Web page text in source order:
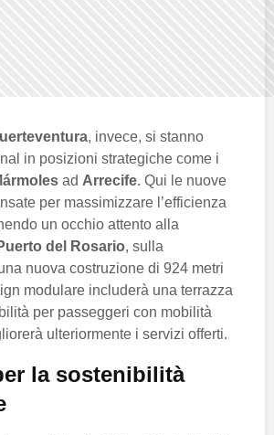
, invece, si stanno
in posizioni strategiche come i
ad Arrecife. Qui le nuove
per massimizzare l’efficienza
un occhio attento alla
del Rosario, sulla
nuova costruzione di 924 metri
modulare includerà una terrazza
per passeggeri con mobilità
ulteriormente i servizi offerti.
la sostenibilità